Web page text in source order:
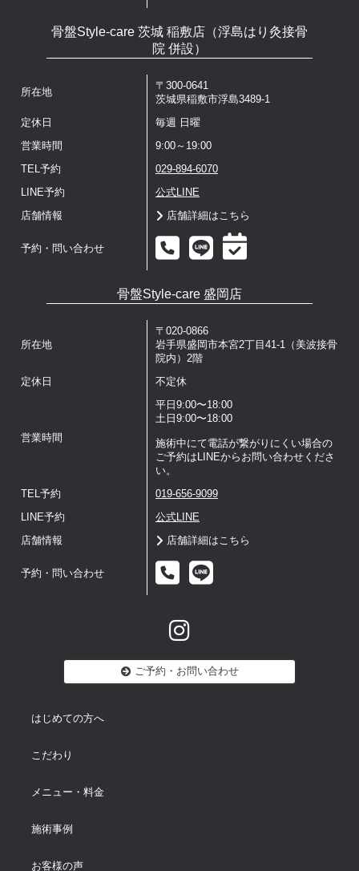
骨盤Style-care 茨城 稲敷店（浮島はり灸接骨
院 併設）
所在地
〒300-0641
茨城県稲敷市浮島3489-1
定休日 毎週 日曜
営業時間 9:00～19:00
TEL予約 029-894-6070
LINE予約 公式LINE
店舗情報 店舗詳細はこちら
予約・問い合わせ
骨盤Style-care 盛岡店
所在地
〒020-0866
岩手県盛岡市本宮2丁目41-1（美波接骨
院内）2階
定休日 不定休
営業時間
平日9:00〜18:00
土日9:00〜18:00
施術中にて電話が繋がりにくい場合の
ご予約はLINEからお問い合わせくださ
い。
TEL予約 019-656-9099
LINE予約 公式LINE
店舗情報 店舗詳細はこちら
予約・問い合わせ
ご予約・お問い合わせ
はじめての方へ
こだわり
メニュー・料金
施術事例
お客様の声